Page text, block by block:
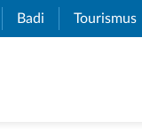
Link)
Badi (External Link)
Tourismus